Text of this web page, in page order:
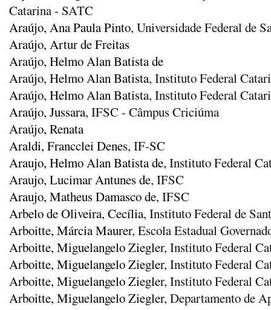
Catarina - SATC
Araújo, Ana Paula Pinto, Universidade Federal de
Araújo, Artur de Freitas
Araújo, Helmo Alan Batista de
Araújo, Helmo Alan Batista, Instituto Federal
Araújo, Helmo Alan Batista, Instituto Federal
Araújo, Jussara, IFSC - Câmpus Criciúma
Araújo, Renata
Araldi, Francclei Denes, IF-SC
Araujo, Helmo Alan Batista de, Instituto Federal
Araujo, Lucimar Antunes de, IFSC
Araujo, Matheus Damasco de, IFSC
Arbelo de Oliveira, Cecília, Instituto Federal de
Arboitte, Márcia Maurer, Escola Estadual
Arboitte, Miguelangelo Ziegler, Instituto Federal
Arboitte, Miguelangelo Ziegler, Instituto Federal
Arboitte, Miguelangelo Ziegler, Instituto Federal
Arboitte, Miguelangelo Ziegler, Departamento de